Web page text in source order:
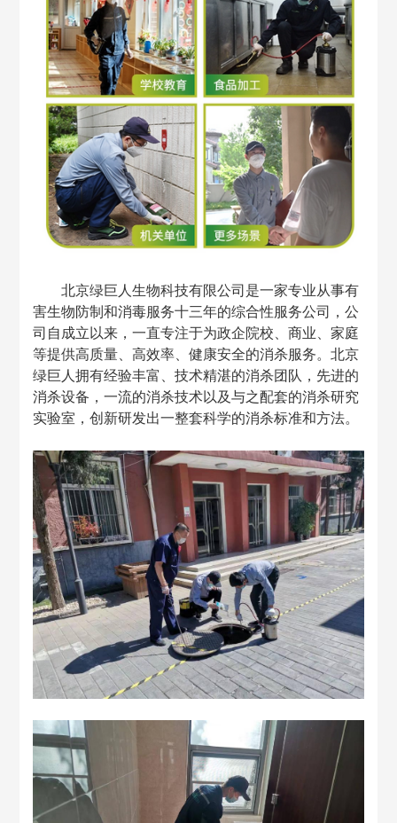
北京绿巨人生物科技有限公司是一家专业从事有
害生物防制和消毒服务十三年的综合性服务公司，公
司自成立以来，一直专注于为政企院校、商业、家庭
等提供高质量、高效率、健康安全的消杀服务。北京
绿巨人拥有经验丰富、技术精湛的消杀团队，先进的
消杀设备，一流的消杀技术以及与之配套的消杀研究
实验室，创新研发出一整套科学的消杀标准和方法。